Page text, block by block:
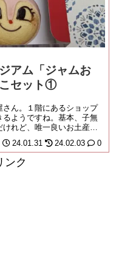
アム「ジャムお
セット①
ん。１階にあるショップ
ようですね。基本、子無
れど、唯一良いお土産に
24.01.31 24.02.03 0
ンク